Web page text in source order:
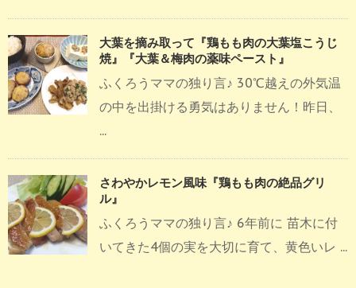
大葉を摘み取って『鶏もも肉の大葉塩こうじ
焼』『大葉＆梅肉の薬味ペースト』
ふくろうママの独り言♪ 30℃越えの外気温
の中を出掛ける勇気はありません！昨日、
...
さわやかレモン風味『鶏もも肉の絶品グリ
ル』
ふくろうママの独り言♪ 6年前に 苗木に付
いてきた4個の実を大切に育て、黄色いレ ...